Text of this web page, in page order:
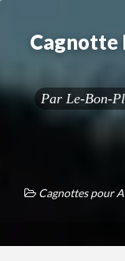
Cagnotte
Par Le-Bon-
Cagnottes pour